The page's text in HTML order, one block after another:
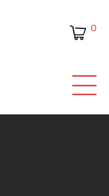
0